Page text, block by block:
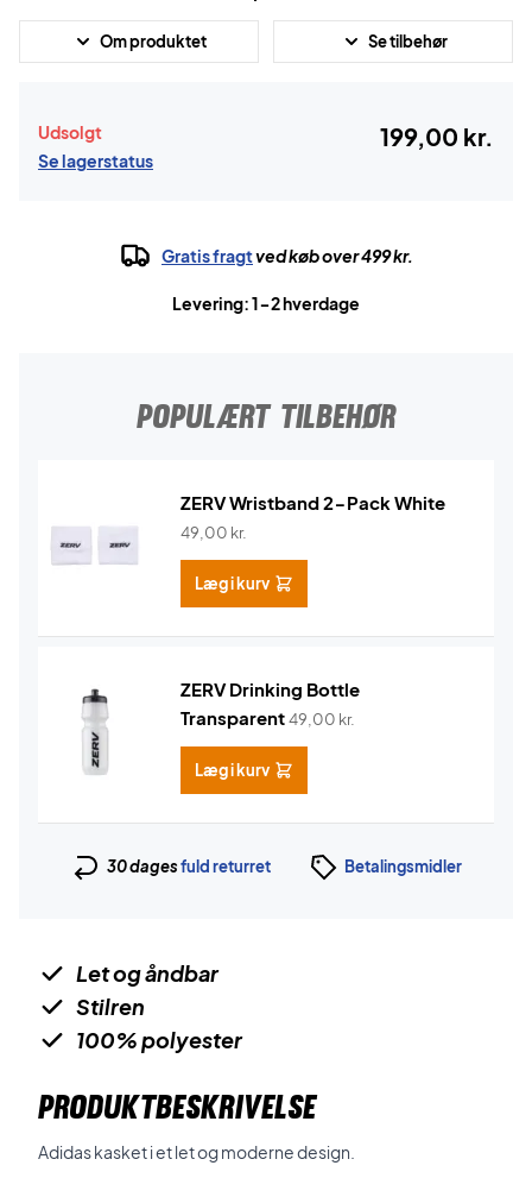
Om produktet Se tilbehør
Udsolgt
Se lagerstatus
199,00 kr.
Gratis fragtved køb over 499 kr.
Levering: 1-2 hverdage
POPULÆRT TILBEHØR
ZERV Wristband 2-Pack White
49,00 kr.
Læg i kurv
ZERV Drinking Bottle
Transparent49,00 kr.
Læg i kurv
30 dagesfuld returret Betalingsmidler
Let og åndbar
Stilren
100% polyester
PRODUKTBESKRIVELSE
Adidas kasket i et let og moderne design.